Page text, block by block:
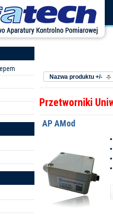
Nazwa produktu +/-
Przetworniki
AP AMod